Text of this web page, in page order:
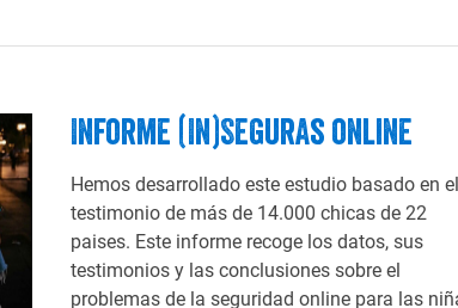
Informe (In)Seguras online
Hemos desarrollado este estudio basado en el
testimonio de más de 14.000 chicas de 22
paises. Este informe recoge los datos, sus
testimonios y las conclusiones sobre el
problemas de la seguridad online para las